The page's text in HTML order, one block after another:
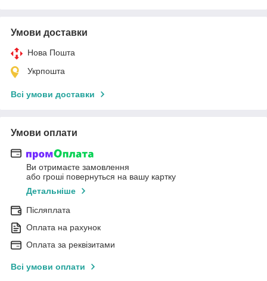
Умови доставки
Нова Пошта
Укрпошта
Всі умови доставки
Умови оплати
Ви отримаєте замовлення
або гроші повернуться на вашу картку
Детальніше
Післяплата
Оплата на рахунок
Оплата за реквізитами
Всі умови оплати